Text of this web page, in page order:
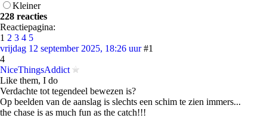
Kleiner
228 reacties
Reactiepagina:
1 2 3 4 5
vrijdag 12 september 2025, 18:26 uur #1
4
NiceThingsAddict
Like them, I do
Verdachte tot tegendeel bewezen is?
Op beelden van de aanslag is slechts een schim te zien immers...
the chase is as much fun as the catch!!!